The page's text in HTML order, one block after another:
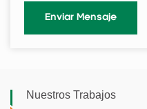
Nuestros Trabajos